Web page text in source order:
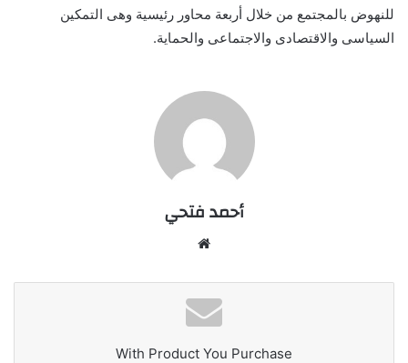
للنهوض بالمجتمع من خلال أربعة محاور رئيسية وهى التمكين
السياسى والاقتصادى والاجتماعى والحماية.
أحمد فتحي
With Product You Purchase